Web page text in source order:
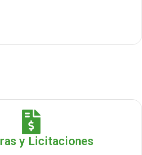
y Licitaciones